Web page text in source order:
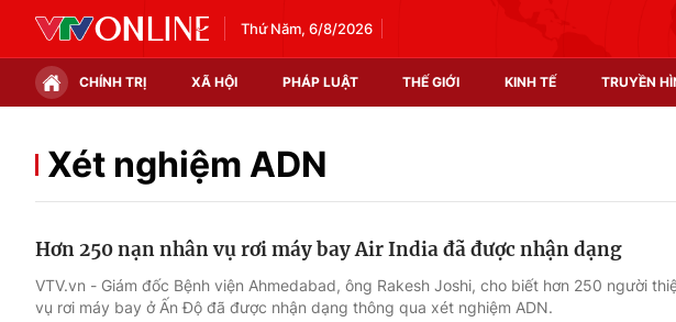
Thứ Năm, 6/8/2026
CHÍNH TRỊ XÃ HỘI PHÁP LUẬT THẾ GIỚI KINH TẾ TRUYỀN
Chính trị Xã hội
Thế giới đó đây
Thị trường
Xét nghiệm ADN
Hơn 250 nạn nhân vụ rơi máy bay Air India đã được nhận dạng
VTV.vn - Giám đốc Bệnh viện Ahmedabad, ông Rakesh Joshi, cho biết hơn 250 người
vụ rơi máy bay ở Ấn Độ đã được nhận dạng thông qua xét nghiệm ADN.